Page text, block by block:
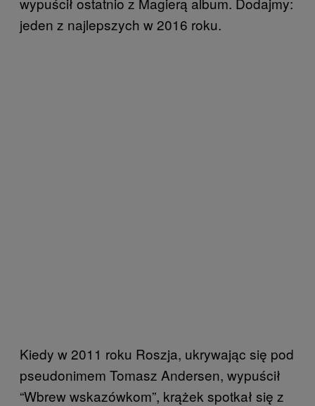
jeden z najlepszych w 2016 roku.
Kiedy w 2011 roku Roszja, ukrywając się pod
pseudonimem Tomasz Andersen, wypuścił
“Wbrew wskazówkom”, krążek spotkał się z